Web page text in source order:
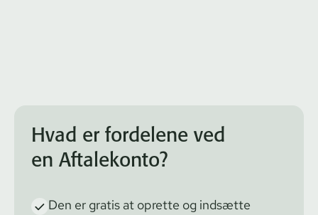
Hvad er fordelene ved
en Aftalekonto?
Den er gratis at oprette og indsætte